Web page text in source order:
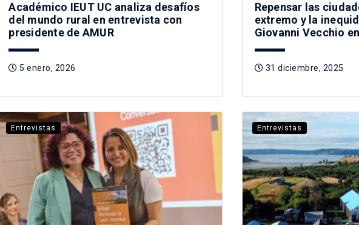
Académico IEUT UC analiza desafíos
del mundo rural en entrevista con
presidente de AMUR
5 enero, 2026
Repensar las
extremo y la
Giovanni Vecchio
31 diciembre, 2025
Entrevistas Entrevistas